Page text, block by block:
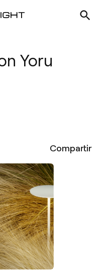
Yoru
Compartir